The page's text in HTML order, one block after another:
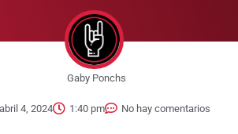
Gaby Ponchs
4, 2024 1:40 pm No hay comentarios